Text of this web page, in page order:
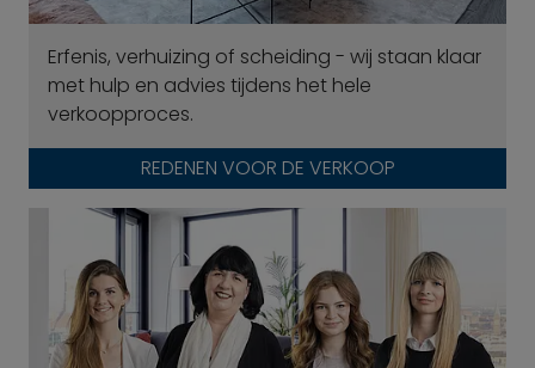
Erfenis, verhuizing of scheiding - wij staan klaar
met hulp en advies tijdens het hele
verkoopproces.
REDENEN VOOR DE VERKOOP